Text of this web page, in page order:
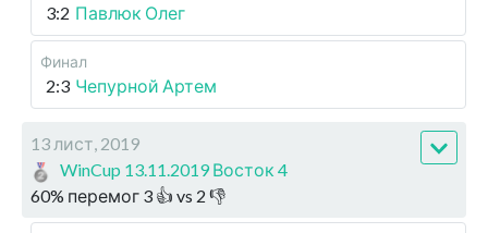
3:2 Павлюк Олег
Финал
2:3 Чепурной Артем
13 лист, 2019
WinCup 13.11.2019 Восток 4
60% перемог 3 👍 vs 2 👎